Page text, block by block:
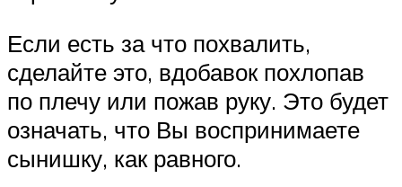
Если есть за что похвалить,
сделайте это, вдобавок похлопав
по плечу или пожав руку. Это будет
означать, что Вы воспринимаете
сынишку, как равного.